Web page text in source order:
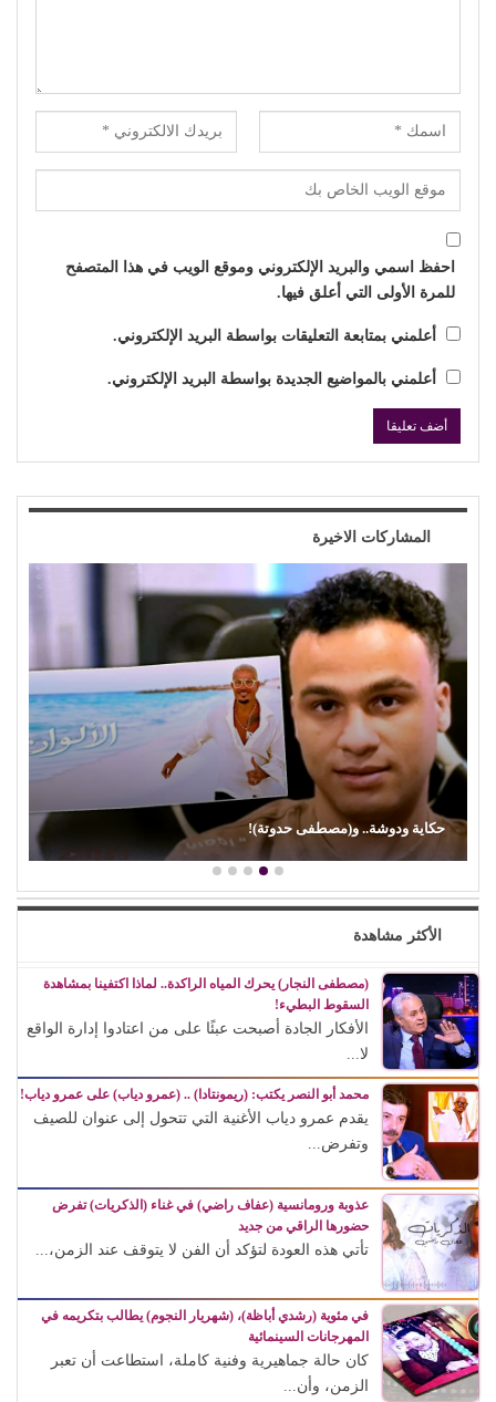
احفظ اسمي والبريد الإلكتروني وموقع الويب في هذا المتصفح
للمرة الأولى التي أعلق فيها.
أعلمني بمتابعة التعليقات بواسطة البريد الإلكتروني.
أعلمني بالمواضيع الجديدة بواسطة البريد الإلكتروني.
المشاركات الاخيرة
حكاية ودوشة.. و(مصطفى حدوتة)!
الأكثر مشاهدة
(مصطفى النجار) يحرك المياه الراكدة.. لماذا اكتفينا بمشاهدة
السقوط البطيء!
الأفكار الجادة أصبحت عبئًا على من اعتادوا إدارة الواقع
لا...
محمد أبو النصر يكتب: (ريمونتادا) .. (عمرو دياب) على عمرو دياب!
يقدم عمرو دياب الأغنية التي تتحول إلى عنوان للصيف
وتفرض...
عذوبة ورومانسية (عفاف راضي) في غناء (الذكريات) تفرض
حضورها الراقي من جديد
تأتي هذه العودة لتؤكد أن الفن لا يتوقف عند الزمن،...
في مئوية (رشدي أباظة)، (شهريار النجوم) يطالب بتكريمه في
المهرجانات السينمائية
كان حالة جماهيرية وفنية كاملة، استطاعت أن تعبر
الزمن، وأن...